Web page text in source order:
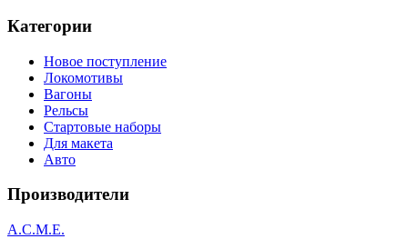
Категории
Новое поступление
Локомотивы
Вагоны
Рельсы
Стартовые наборы
Для макета
Авто
Производители
A.C.M.E.